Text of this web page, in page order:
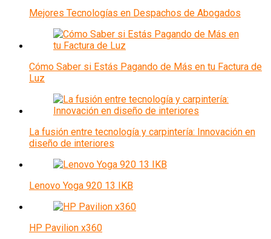
Mejores Tecnologías en Despachos de Abogados
Cómo Saber si Estás Pagando de Más en tu Factura de
Luz
La fusión entre tecnología y carpintería: Innovación en
diseño de interiores
Lenovo Yoga 920 13 IKB
HP Pavilion x360